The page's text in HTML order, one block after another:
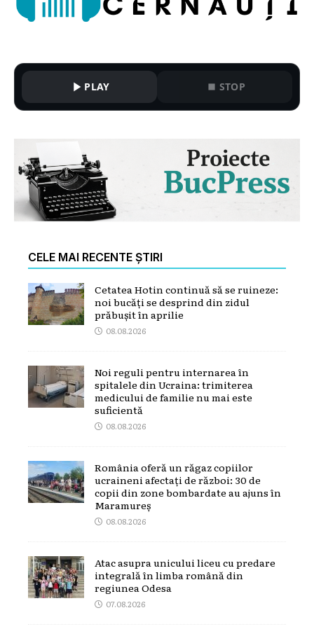
PLAY STOP
CELE MAI RECENTE ȘTIRI
Cetatea Hotin continuă să se ruineze:
noi bucăți se desprind din zidul
prăbușit în aprilie
08.08.2026
Noi reguli pentru internarea în
spitalele din Ucraina: trimiterea
medicului de familie nu mai este
suficientă
08.08.2026
România oferă un răgaz copiilor
ucraineni afectați de război: 30 de
copii din zone bombardate au ajuns în
Maramureș
08.08.2026
Atac asupra unicului liceu cu predare
integrală în limba română din
regiunea Odesa
07.08.2026